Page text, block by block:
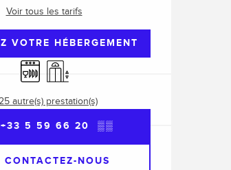
Voir tous les tarifs
VOTRE HÉBERGEMENT
Lave vaisselle
Ascenseur
autre(s) prestation(s)
+33 5 59 66 20 ▒▒
CONTACTEZ-NOUS